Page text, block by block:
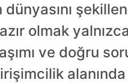
olmak
ve doğru
alanında